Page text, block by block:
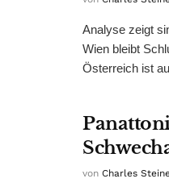
Analyse zeigt
Wien bleibt
Österreich ist
von Charles